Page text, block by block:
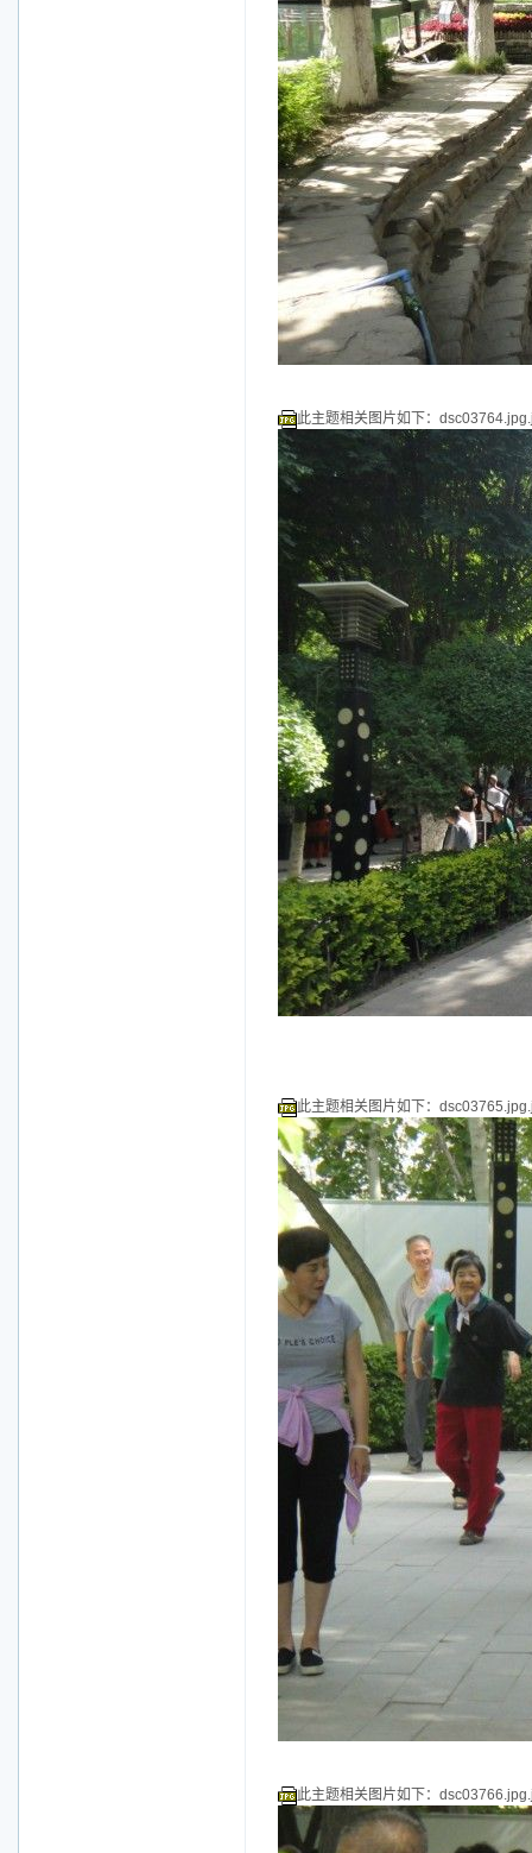
此主题相关图片如下：
此主题相关图片如下：
此主题相关图片如下：